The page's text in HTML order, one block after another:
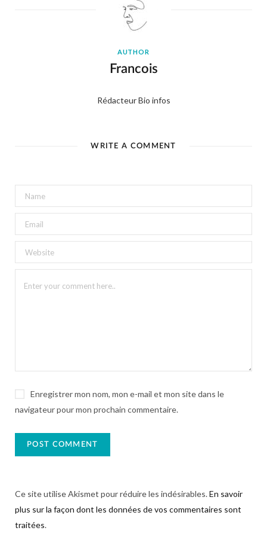
AUTHOR
Francois
Rédacteur Bio infos
WRITE A COMMENT
Enregistrer mon nom, mon e-mail et mon site dans le
navigateur pour mon prochain commentaire.
Ce site utilise Akismet pour réduire les indésirables.En savoir
plus sur la façon dont les données de vos commentaires sont
traitées.